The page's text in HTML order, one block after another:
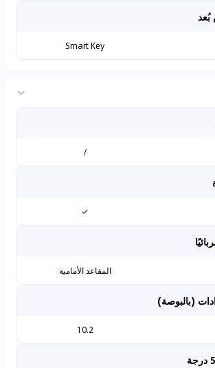
بُعد
Smart Key
/
✓
المقاعد الأمامية
(بالبوصة)
10.2